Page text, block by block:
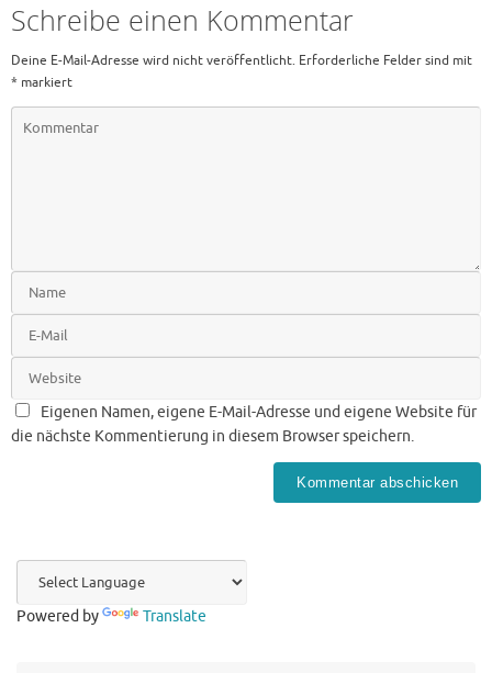
Schreibe einen Kommentar
Deine E-Mail-Adresse wird nicht veröffentlicht. Erforderliche Felder sind mit
* markiert
Eigenen Namen, eigene E-Mail-Adresse und eigene Website für
die nächste Kommentierung in diesem Browser speichern.
Powered by Translate